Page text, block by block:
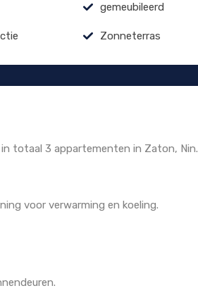
gemeubileerd
Zonneterras
totaal 3 appartementen in Zaton, Nin.
voor verwarming en koeling.